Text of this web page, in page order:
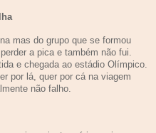
mas do grupo que se formou
a pica e também não fui.
e chegada ao estádio Olímpico.
por lá, quer por cá na viagem
não falho.